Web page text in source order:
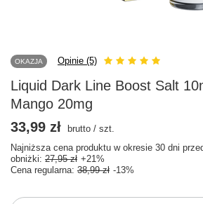
OKAZJA Opinie (5)
Liquid Dark Line Boost Salt
Mango 20mg
33,99 zł brutto / szt.
Najniższa cena produktu w okresie 30 dni
obniżki: 27,95 zł +21%
Cena regularna: 38,99 zł -13%